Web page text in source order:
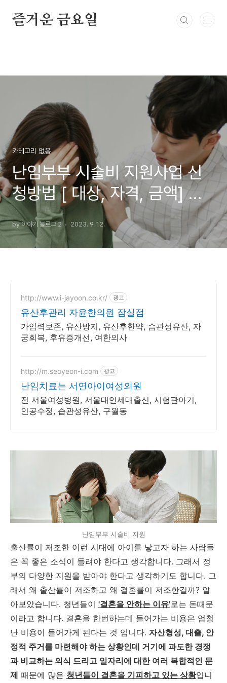
즐거운 금요일
카테고리 없음
난임부부 시술비 지원사업 신
청방법 [ 대상, 자격, 금액] 자
연임신, 인공수정
by 이야기 블로그 2 2023. 9. 12.
http://www.i-jayoon.co.kr/ 광고
유산후관리 자윤한의원 잠실점
가임력보존, 유산방지, 유산후한약, 습관성유산, 자
궁회복, 후유증개선, 여한의사
http://m.seoyeon-i.com 광고
난임치료는 서연아이여성의원
전 서울여성병원, 서울대연세대출신, 시험관아기,
인공수정, 습관성유산, 구월동
난임부부 시술비 지원
출산률이 저조한 이런 시대에 아이를 낳고자 하는 사람들
은 꼭 좋은 소식이 들려야 한다고 생각합니다. 그래서 정
부의 다양한 지원을 받아야 한다고 생각하기도 합니다. 그
래서 왜 출산률이 저조하고 왜 결혼률이 저조한걸까? 알
아보았습니다. 청년들이 '결혼을 안하는 이유'로는 돈때문
이라고 합니다. 결혼을 한번하는데 들어가는 비용은 엄청
난 비용이 들어가게 된다는 것 입니다. 자산형성, 대출, 안
정적 주거를 마련해야 하는 상황인데 거기에 과도한 경쟁
과 비교하는 의식 드리고 일자리에 대한 여러 복합적인 문
제 때문에 많은 청년들이 결혼을 기피하고 있는 상황입니